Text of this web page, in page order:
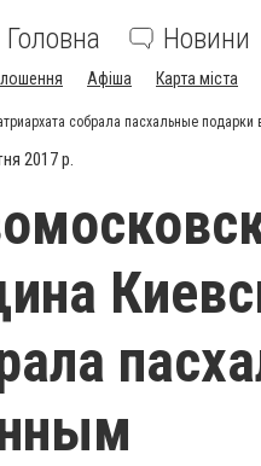
Головна Новини
Афіша Карта міста
собрала пасхальные подарки
2017 р.